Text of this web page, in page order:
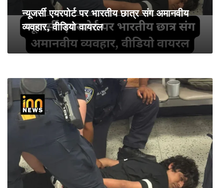
न्यूजर्सी एयरपोर्ट पर भारतीय छात्र संग अमानवीय
व्यवहार, वीडियो वायरल